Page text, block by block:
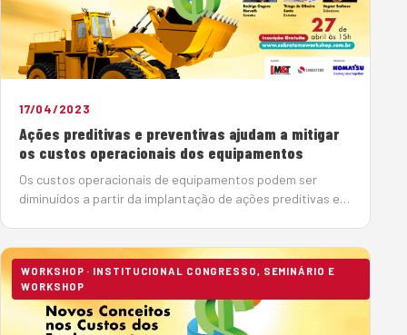
17/04/2023
Ações preditivas e preventivas ajudam a mitigar
os custos operacionais dos equipamentos
Os custos operacionais de equipamentos podem ser
diminuídos a partir da implantação de ações preditivas e
complexos e onerosos. Es…
WORKSHOP · INSTITUCIONAL CONGRESSO, SEMINÁRIO E
WORKSHOP